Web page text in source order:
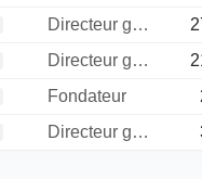
Directeur general
Directeur general
Fondateur
Directeur general